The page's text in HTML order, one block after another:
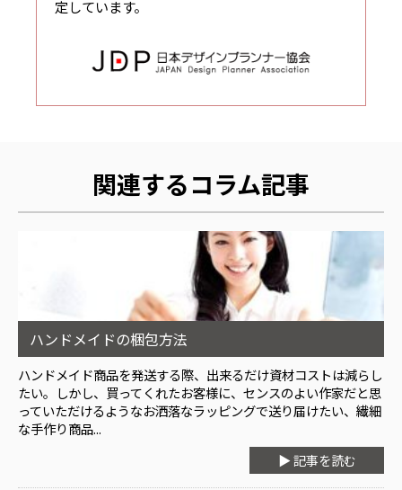
定しています。
関連するコラム記事
ハンドメイドの梱包方法
ハンドメイド商品を発送する際、出来るだけ資材コストは減らし
たい。しかし、買ってくれたお客様に、センスのよい作家だと思
っていただけるようなお洒落なラッピングで送り届けたい、繊細
な手作り商品...
▶ 記事を読む